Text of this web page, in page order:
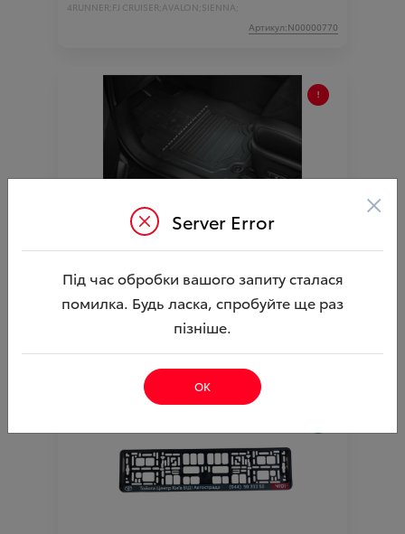
4RUNNER;FJ CRUISER;AVALON;SIENNA;
Артикул:N00000770
Килимки салону (гумові) Rav4 2012-2019
Hybrid (TOYOTA)
Ціна аксесуара 3 103.90
Ціна з встановленням 3 126.40
Підходить для автомобіля :RAV4;
Артикул:000002686
Server Error ×
Під час обробки вашого запиту сталася
помилка. Будь ласка, спробуйте ще раз
пізніше.
ОК